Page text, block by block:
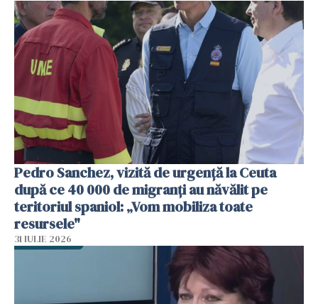
Pedro Sanchez, vizită de urgență la Ceuta
după ce 40 000 de migranți au năvălit pe
teritoriul spaniol: „Vom mobiliza toate
resursele"
31 IULIE 2026